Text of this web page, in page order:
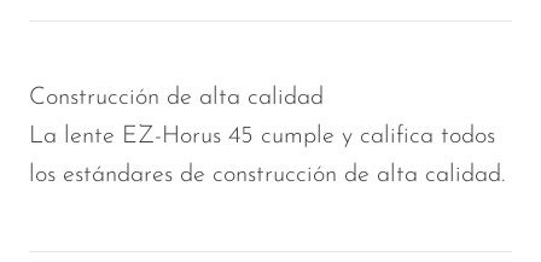
Construcción de alta calidad
La lente EZ-Horus 45 cumple y califica todos
los estándares de construcción de alta calidad.